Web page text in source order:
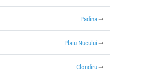
Padina
Plaiu Nucului
Clondiru